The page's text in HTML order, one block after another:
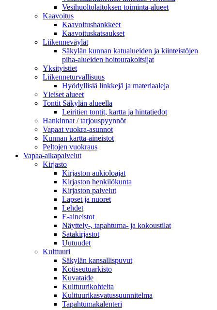
Vesihuoltolaitoksen toiminta-alueet
Kaavoitus
Kaavoitushankkeet
Kaavoituskatsaukset
Liikenneväylät
Säkylän kunnan katualueiden ja kiinteistöjen
piha-alueiden hoitourakoitsijat
Yksityistiet
Liikenneturvallisuus
Hyödyllisiä linkkejä ja materiaaleja
Yleiset alueet
Tontit Säkylän alueella
Leiritien tontit, kartta ja hintatiedot
Hankinnat / tarjouspyynnöt
Vapaat vuokra-asunnot
Kunnan kartta-aineistot
Peltojen vuokraus
Vapaa-aika­palvelut
Kirjasto
Kirjaston aukioloajat
Kirjaston henkilökunta
Kirjaston palvelut
Lapset ja nuoret
Lehdet
E-aineistot
Näyttely-, tapahtuma- ja kokoustilat
Satakirjastot
Uutuudet
Kulttuuri
Säkylän kansallispuvut
Kotiseutuarkisto
Kuvataide
Kulttuurikohteita
Kulttuurikasvatussuunnitelma
Tapahtumakalenteri